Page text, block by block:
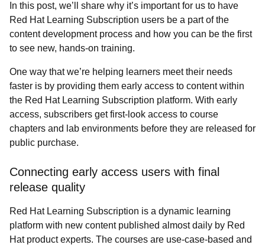
In this post, we’ll share why it’s important for us to have
Red Hat Learning Subscription users be a part of the
content development process and how you can be the first
to see new, hands-on training.
One way that we’re helping learners meet their needs
faster is by providing them early access to content within
the Red Hat Learning Subscription platform. With early
access, subscribers get first-look access to course
chapters and lab environments before they are released for
public purchase.
Connecting early access users with final
release quality
Red Hat Learning Subscription is a dynamic learning
platform with new content published almost daily by Red
Hat product experts. The courses are use-case-based and